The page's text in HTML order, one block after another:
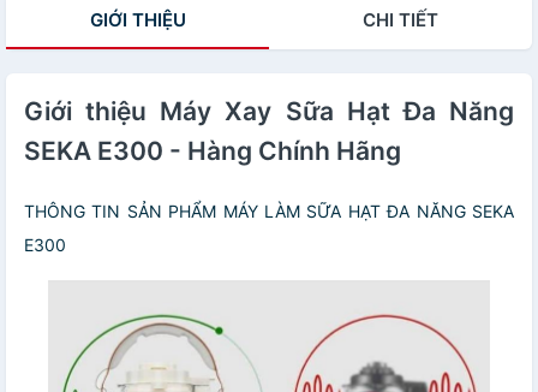
GIỚI THIỆU CHI TIẾT
Giới thiệu Máy Xay Sữa Hạt Đa Năng
SEKA E300 - Hàng Chính Hãng
THÔNG TIN SẢN PHẨM MÁY LÀM SỮA HẠT ĐA NĂNG SEKA
E300